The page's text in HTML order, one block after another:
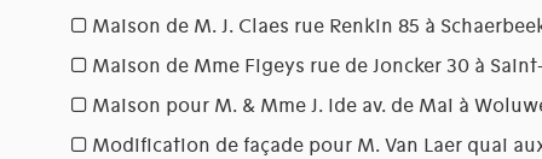
Maison de M. J. Claes rue Renkin 85 à
Maison de Mme Figeys rue de Joncker 30 à
Maison pour M. & Mme J. Ide av. de Mai à
Modification de façade pour M. Van Laer quai